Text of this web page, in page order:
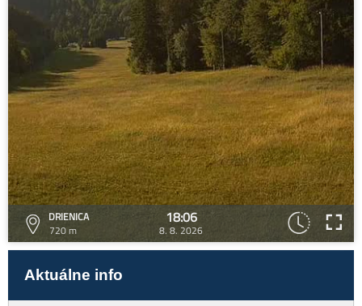
DRIENICA
720 m
18:06
8. 8. 2026
Aktuálne info